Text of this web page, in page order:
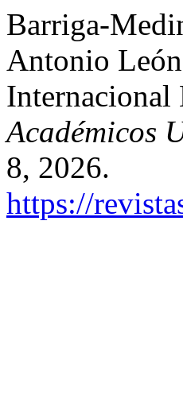
Barriga-
Antonio
Académicos
8, 2026.
https://